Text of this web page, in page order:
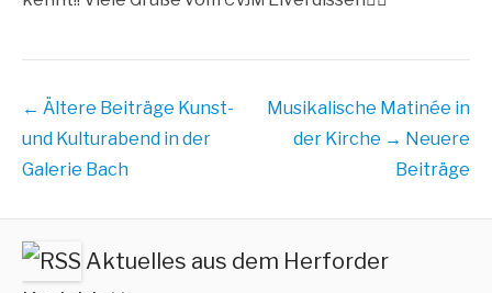
Beitrags
Übersicht
← Ältere Beiträge Kunst-
und Kulturabend in der
Galerie Bach
Musikalische Matinée in
der Kirche → Neuere
Beiträge
Aktuelles aus dem Herforder